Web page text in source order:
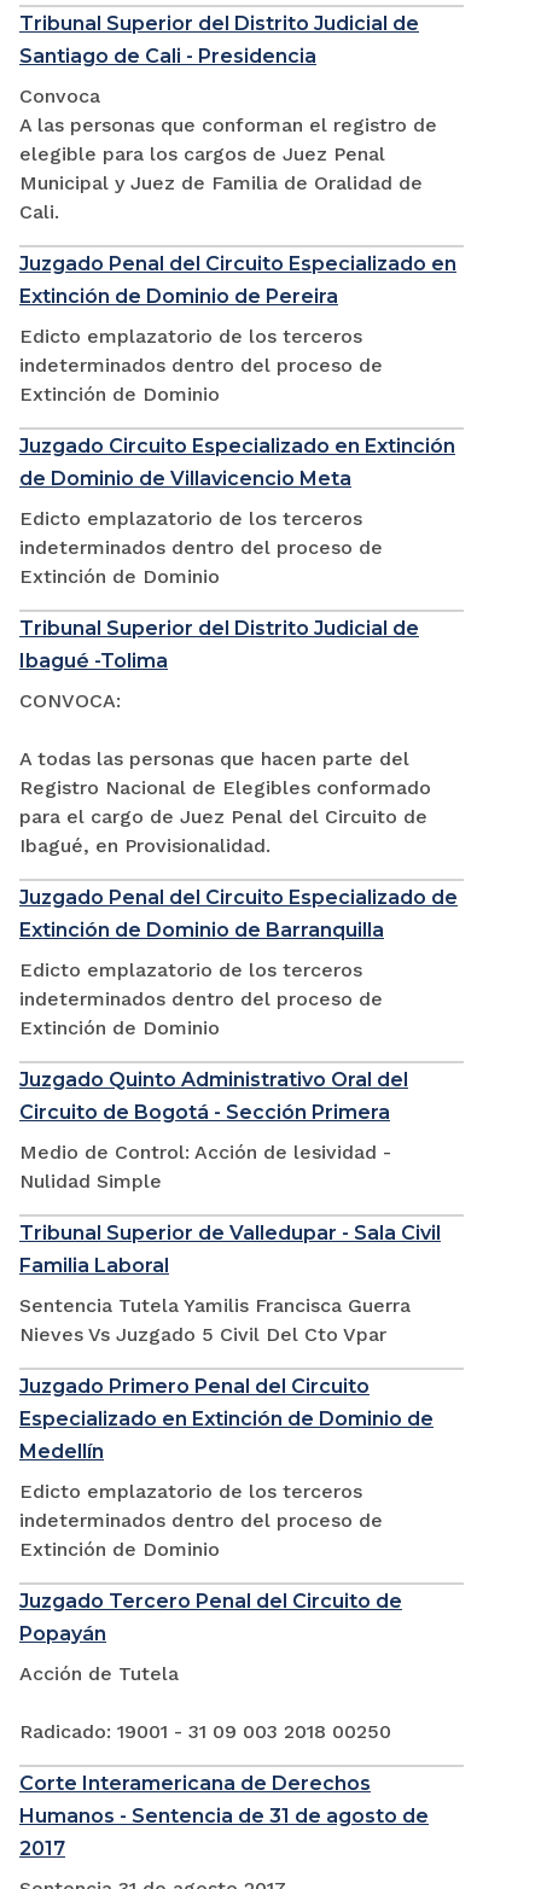
Tribunal Superior del Distrito Judicial de
Santiago de Cali - Presidencia
Convoca
A las personas que conforman el registro de
elegible para los cargos de Juez Penal
Municipal y Juez de Familia de Oralidad de
Cali.
Juzgado Penal del Circuito Especializado en
Extinción de Dominio de Pereira
Edicto emplazatorio de los terceros
indeterminados dentro del proceso de
Extinción de Dominio
Juzgado Circuito Especializado en Extinción
de Dominio de Villavicencio Meta
Edicto emplazatorio de los terceros
indeterminados dentro del proceso de
Extinción de Dominio
Tribunal Superior del Distrito Judicial de
Ibagué -Tolima
CONVOCA:
A todas las personas que hacen parte del
Registro Nacional de Elegibles conformado
para el cargo de Juez Penal del Circuito de
Ibagué, en Provisionalidad.
Juzgado Penal del Circuito Especializado de
Extinción de Dominio de Barranquilla
Edicto emplazatorio de los terceros
indeterminados dentro del proceso de
Extinción de Dominio
Juzgado Quinto Administrativo Oral del
Circuito de Bogotá - Sección Primera
Medio de Control: Acción de lesividad -
Nulidad Simple
Tribunal Superior de Valledupar - Sala Civil
Familia Laboral
Sentencia Tutela Yamilis Francisca Guerra
Nieves Vs Juzgado 5 Civil Del Cto Vpar
Juzgado Primero Penal del Circuito
Especializado en Extinción de Dominio de
Medellín
Edicto emplazatorio de los terceros
indeterminados dentro del proceso de
Extinción de Dominio
Juzgado Tercero Penal del Circuito de
Popayán
Acción de Tutela
Radicado: 19001 - 31 09 003 2018 00250
Corte Interamericana de Derechos
Humanos - Sentencia de 31 de agosto de
2017